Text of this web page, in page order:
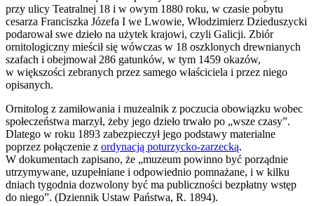
przy ulicy Teatralnej 18 i w owym 1880 roku, w czasie pobytu
cesarza Franciszka Józefa I we Lwowie, Włodzimierz Dzieduszycki
podarował swe dzieło na użytek krajowi, czyli Galicji. Zbiór
ornitologiczny mieścił się wówczas w 18 oszklonych drewnianych
szafach i obejmował 286 gatunków, w tym 1459 okazów,
w większości zebranych przez samego właściciela i przez niego
opisanych.
Ornitolog z zamiłowania i muzealnik z poczucia obowiązku wobec
społeczeństwa marzył, żeby jego dzieło trwało po „wsze czasy”.
Dlatego w roku 1893 zabezpieczył jego podstawy materialne
poprzez połączenie z ordynacją poturzycko-zarzecką.
W dokumentach zapisano, że „muzeum powinno być porządnie
utrzymywane, uzupełniane i odpowiednio pomnażane, i w kilku
dniach tygodnia dozwolony być ma publiczności bezpłatny wstęp
do niego”. (Dziennik Ustaw Państwa, R. 1894).